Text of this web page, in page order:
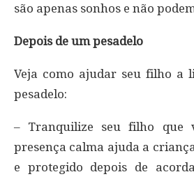
são apenas sonhos e não
Depois de um pesadelo
Veja como ajudar seu filho a
pesadelo:
– Tranquilize seu filho que
presença calma ajuda a
e protegido depois de